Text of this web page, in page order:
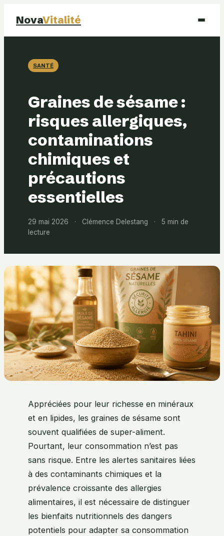
NovaVitalité
Santé
Mode
Bien-être
SANTÉ
Graines de sésame :
risques allergiques,
contaminations
chimiques et
précautions
essentielles
29 mai 2026 · Clémence Delestang ·
5 min de
lecture
Appréciées pour leur richesse en minéraux
et en lipides, les graines de sésame sont
souvent qualifiées de super-aliment.
Pourtant, leur consommation n’est pas
sans risque. Entre les alertes sanitaires liées
à des contaminants chimiques et la
prévalence croissante des allergies
alimentaires, il est nécessaire de distinguer
les bienfaits nutritionnels des dangers
potentiels pour adapter sa consommation